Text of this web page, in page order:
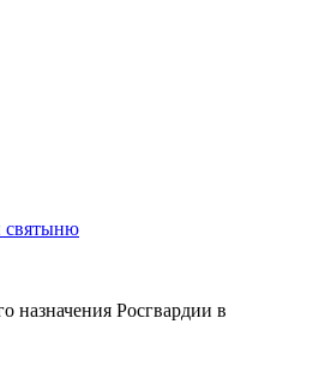
святыню
назначения Росгвардии в